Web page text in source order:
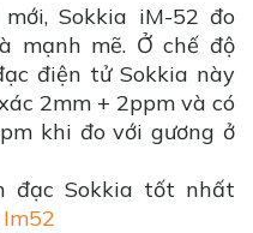
Sokkia iM-52 đo
mạnh mẽ. Ở chế độ
điện tử Sokkia này
2mm + 2ppm và có
khi đo với gương ở
đạc Sokkia tốt nhất